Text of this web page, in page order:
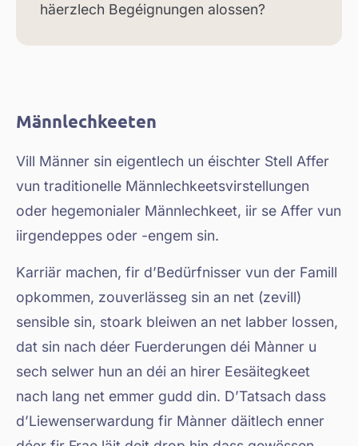
häerzlech Begéignungen alossen?
Männlechkeeten
Vill Männer sin eigentlech un éischter Stell Affer
vun traditionelle Männlechkeetsvirstellungen
oder hegemonialer Männlechkeet, iir se Affer vun
iirgendeppes oder -engem sin.
Karriär machen, fir d’Bedürfnisser vun der Famill
opkommen, zouverlässeg sin an net (zevill)
sensible sin, stoark bleiwen an net labber lossen,
dat sin nach déer Fuerderungen déi Mànner u
sech selwer hun an déi an hirer Eesäitegkeet
nach lang net emmer gudd din. D’Tatsach dass
d’Liewenserwardung fir Mànner däitlech enner